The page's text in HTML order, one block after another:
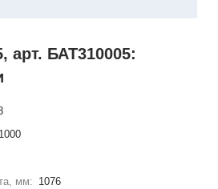
арт. БАТ310005:
1000
мм: 1076